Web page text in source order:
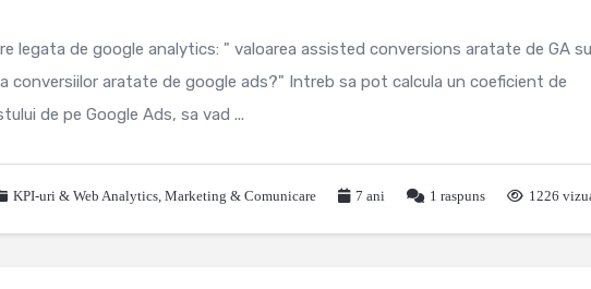
legata de google analytics: " valoarea assisted conversions aratate de GA
conversiilor aratate de google ads?" Intreb sa pot calcula un coeficient de
de pe Google Ads, sa vad ...
KPI-uri & Web Analytics, Marketing & Comunicare 7 ani 1 raspuns 1226